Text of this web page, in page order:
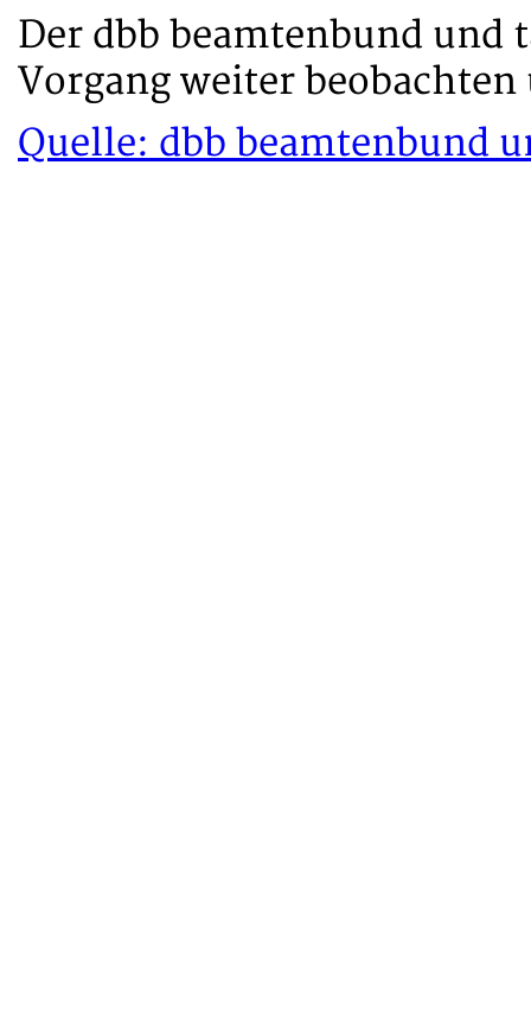
Der dbb beamtenbund
Vorgang weiter
Quelle: dbb beamtenbund